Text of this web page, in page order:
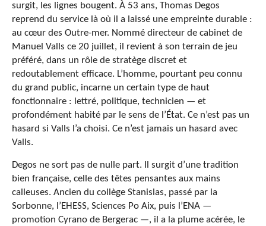
surgit, les lignes bougent. À 53 ans, Thomas Degos
reprend du service là où il a laissé une empreinte durable :
au cœur des Outre-mer. Nommé directeur de cabinet de
Manuel Valls ce 20 juillet, il revient à son terrain de jeu
préféré, dans un rôle de stratège discret et
redoutablement efficace. L’homme, pourtant peu connu
du grand public, incarne un certain type de haut
fonctionnaire : lettré, politique, technicien — et
profondément habité par le sens de l’État. Ce n’est pas un
hasard si Valls l’a choisi. Ce n’est jamais un hasard avec
Valls.
Degos ne sort pas de nulle part. Il surgit d’une tradition
bien française, celle des têtes pensantes aux mains
calleuses. Ancien du collège Stanislas, passé par la
Sorbonne, l’EHESS, Sciences Po Aix, puis l’ENA —
promotion Cyrano de Bergerac —, il a la plume acérée, le